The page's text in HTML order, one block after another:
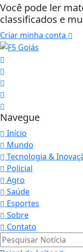
Você pode ler
classificados e
Criar minha conta
Navegue
Início
Mundo
Tecnologia &
Policial
Agro
Saúde
Esportes
Sobre
Contato
Pesquisar Notícia